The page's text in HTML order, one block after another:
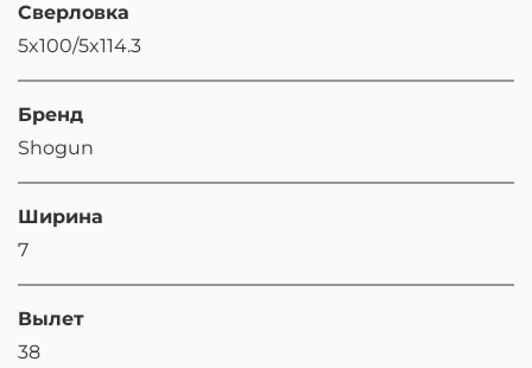
Сверловка
5x100/5x114.3
Бренд
Shogun
Ширина
7
Вылет
38